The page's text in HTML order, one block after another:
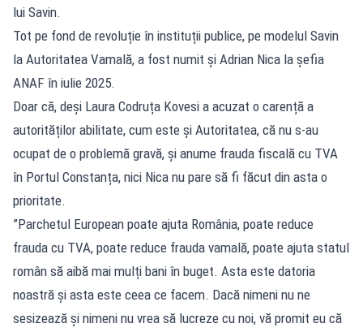
lui Savin.
Tot pe fond de revoluție în instituții publice, pe modelul Savin
la Autoritatea Vamală, a fost numit și Adrian Nica la șefia
ANAF în iulie 2025.
Doar că, deși Laura Codruța Kovesi a acuzat o carență a
autorităților abilitate, cum este și Autoritatea, că nu s-au
ocupat de o problemă gravă, și anume frauda fiscală cu TVA
în Portul Constanța, nici Nica nu pare să fi făcut din asta o
prioritate.
”Parchetul European poate ajuta România, poate reduce
frauda cu TVA, poate reduce frauda vamală, poate ajuta statul
român să aibă mai mulți bani în buget. Asta este datoria
noastră și asta este ceea ce facem. Dacă nimeni nu ne
sesizează și nimeni nu vrea să lucreze cu noi, vă promit eu că